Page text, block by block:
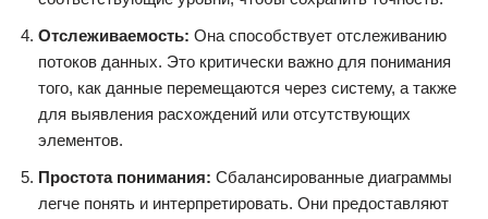
Отслеживаемость: Она способствует отслеживанию
потоков данных. Это критически важно для понимания
того, как данные перемещаются через систему, а также
для выявления расхождений или отсутствующих
элементов.
Простота понимания: Сбалансированные диаграммы
легче понять и интерпретировать. Они предоставляют